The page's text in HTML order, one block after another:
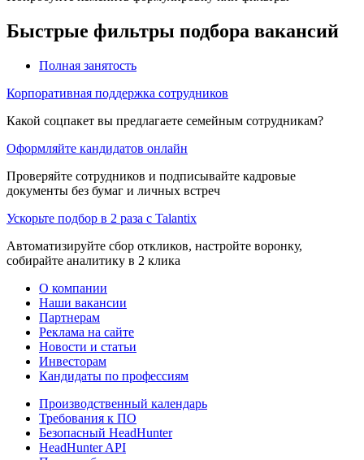
Быстрые фильтры подбора вакансий
Полная занятость
Корпоративная поддержка сотрудников
Какой соцпакет вы предлагаете семейным сотрудникам?
Оформляйте кандидатов онлайн
Проверяйте сотрудников и подписывайте кадровые
документы без бумаг и личных встреч
Ускорьте подбор в 2 раза с Talantix
Автоматизируйте сбор откликов, настройте воронку,
собирайте аналитику в 2 клика
О компании
Наши вакансии
Партнерам
Реклама на сайте
Новости и статьи
Инвесторам
Кандидаты по профессиям
Производственный календарь
Требования к ПО
Безопасный HeadHunter
HeadHunter API